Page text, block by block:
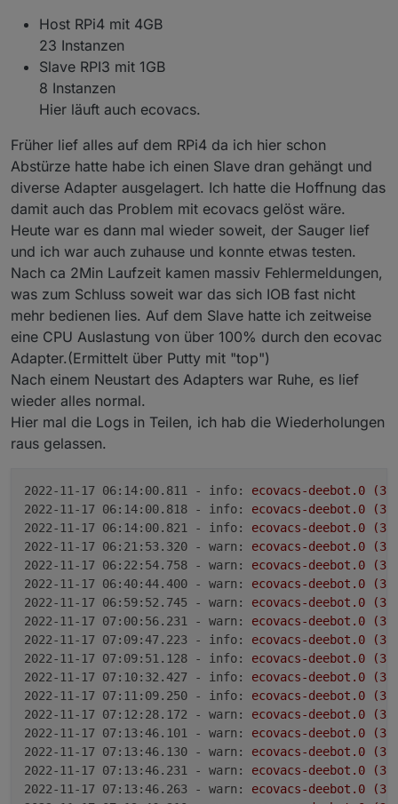
Host RPi4 mit 4GB
23 Instanzen
Slave RPI3 mit 1GB
8 Instanzen
Hier läuft auch ecovacs.
Früher lief alles auf dem RPi4 da ich hier schon
Abstürze hatte habe ich einen Slave dran gehängt und
diverse Adapter ausgelagert. Ich hatte die Hoffnung das
damit auch das Problem mit ecovacs gelöst wäre.
Heute war es dann mal wieder soweit, der Sauger lief
und ich war auch zuhause und konnte etwas testen.
Nach ca 2Min Laufzeit kamen massiv Fehlermeldungen,
was zum Schluss soweit war das sich IOB fast nicht
mehr bedienen lies. Auf dem Slave hatte ich zeitweise
eine CPU Auslastung von über 100% durch den ecovac
Adapter.(Ermittelt über Putty mit "top")
Nach einem Neustart des Adapters war Ruhe, es lief
wieder alles normal.
Hier mal die Logs in Teilen, ich hab die Wiederholungen
raus gelassen.
2022-11-17 06:14:00.811 - info: ecovacs-deebot.0
2022-11-17 06:14:00.818 - info:
ecovacs-deebot.0
2022-11-17 06:14:00.821 - info:
ecovacs-deebot.0
2022-11-17 06:21:53.320 - warn:
ecovacs-deebot.0
2022-11-17 06:22:54.758 - warn:
ecovacs-deebot.0
2022-11-17 06:40:44.400 - warn:
ecovacs-deebot.0
2022-11-17 06:59:52.745 - warn:
ecovacs-deebot.0
2022-11-17 07:00:56.231 - warn:
ecovacs-deebot.0
2022-11-17 07:09:47.223 - info:
ecovacs-deebot.0
2022-11-17 07:09:51.128 - info:
ecovacs-deebot.0
2022-11-17 07:10:32.427 - info:
ecovacs-deebot.0
2022-11-17 07:11:09.250 - info:
ecovacs-deebot.0
2022-11-17 07:12:28.172 - warn:
ecovacs-deebot.0
2022-11-17 07:13:46.101 - warn:
ecovacs-deebot.0
2022-11-17 07:13:46.130 - warn:
ecovacs-deebot.0
2022-11-17 07:13:46.231 - warn:
ecovacs-deebot.0
2022-11-17 07:13:46.263 - warn:
ecovacs-deebot.0